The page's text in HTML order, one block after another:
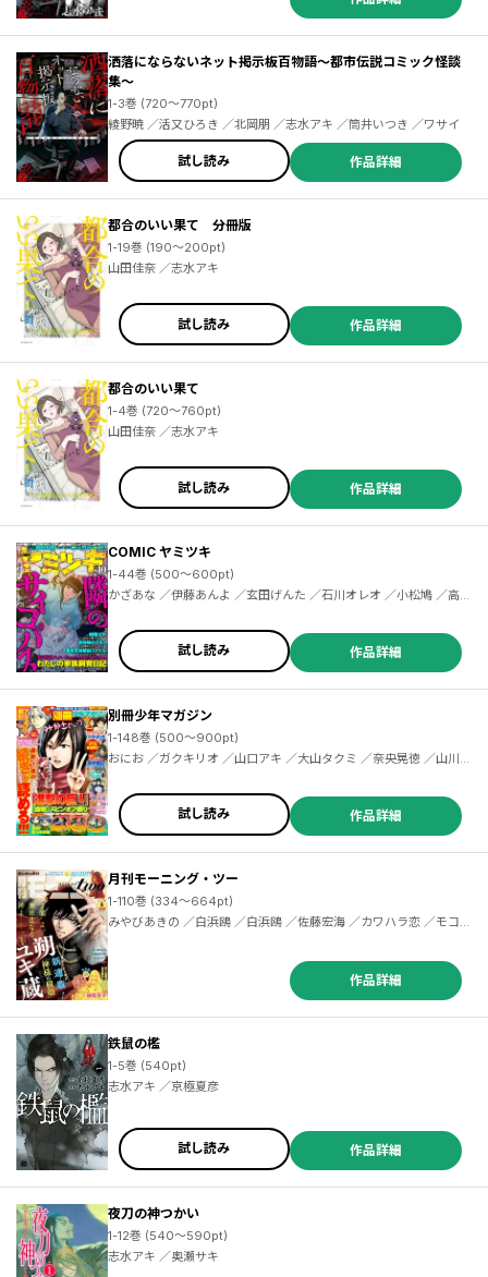
洒落にならないネット掲示板百物語～都市伝説コミック怪談
集～
1-3巻 (720～770pt)
綾野暁 ／活又ひろき ／北岡朋 ／志水アキ ／筒井いつき ／ワサイ
試し読み 作品詳細
都合のいい果て 分冊版
1-19巻 (190～200pt)
山田佳奈 ／志水アキ
試し読み 作品詳細
都合のいい果て
1-4巻 (720～760pt)
山田佳奈 ／志水アキ
試し読み 作品詳細
COMIC ヤミツキ
1-44巻 (500～600pt)
かざあな ／伊藤あんよ ／玄田げんた ／石川オレオ ／小松鳩 ／高田
千種 ／COMIC ヤミツキ編集部 ／古場みすみ ／野宮有 ／半田畔 ／
大友青 ／月桜しおり ／咲村まひる ／peep ／合田蛍冬 ／恵那 ／三
石メガネ ／富士屋カツヒト ／COMICヤミツキ編集部 ／九部玖凛
／志水アキ ／井村なるみ ／夏目晶 ／向浦宏和 ／鳥島灰人 ／秋吉宣
試し読み 作品詳細
別冊少年マガジン
1-148巻 (500～900pt)
おにお ／ガクキリオ ／山口アキ ／大山タクミ ／奈央晃徳 ／山川直輝 ／広橋進 ／長門知大 ／諫山創 ／めいびい ／二駅ずい ／荒川弘 ／田中芳樹 ／遠田マリモ ／カツヲ ／石沢庸介 ／ひろゆき ／水あさと ／佐藤友生 ／山口ミコト ／奈良一平 ／赤松健 ／ナユタン星人 ／寺田てら ／伊十楽 ／片山陽介 ／コーエーテクモゲームス ／金田陽介 ／長田龍伯 ／押見修造 ／笹古みとも ／スパイク・チュンソフト ／カワグチタケシ ／石塚千尋 ／伊奈めぐみ ／宮島雅憲 ／からあげたろう ／内山敦司 ／レベルファイブ ／久世蘭
試し読み 作品詳細
月刊モーニング・ツー
1-110巻 (334～664pt)
みやびあきの ／白浜鴎 ／白浜鴎 ／佐藤宏海 ／カワハラ恋 ／モコ ／宮城みち ／中村光 ／北駒生 ／堀尾省太 ／諸星大二郎 ／夏本季実 ／土塚理弘 ／鎌谷悠希 ／蛇蔵 ／鈴木ツタ ／たら子 ／宮崎夏次系 ／坂木原レム ／クマガエ ／宮澤ひしを ／花田陵 ／束ユムコ ／岸川瑞樹 ／竹谷州史 ／オノ・ナツメ ／コンノトヒロ ／雨瀬シオリ ／ＴＡＧＲＯ ／三宅乱丈 ／速水螺旋人 ／渡辺ペコ ／大澄剛 ／日暮キノコ ／綿貫芳子 ／ancou ／押切蓮介 ／新田章 ／鳥飼茜 ／北森サイ
作品詳細
鉄鼠の檻
1-5巻 (540pt)
志水アキ ／京極夏彦
試し読み 作品詳細
夜刀の神つかい
1-12巻 (540～590pt)
志水アキ ／奥瀬サキ